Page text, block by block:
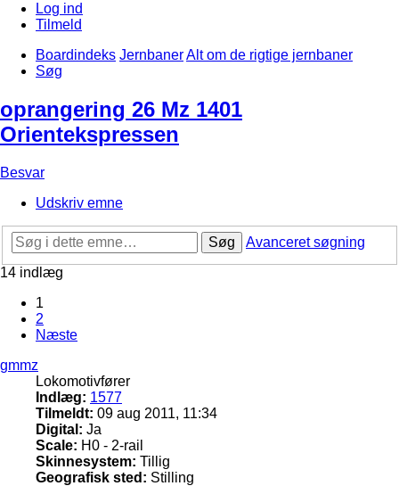
Log ind
Tilmeld
Boardindeks JernbanerAlt om de rigtige jernbaner
Søg
oprangering 26 Mz 1401
Orientekspressen
Besvar
Udskriv emne
Søg
Avanceret søgning
14 indlæg
1
2
Næste
gmmz
Lokomotivfører
Indlæg: 1577
Tilmeldt: 09 aug 2011, 11:34
Digital: Ja
Scale: H0 - 2-rail
Skinnesystem: Tillig
Geografisk sted: Stilling